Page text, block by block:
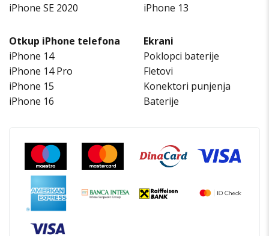
iPhone SE 2020
iPhone 13
Otkup iPhone telefona
iPhone 14
iPhone 14 Pro
iPhone 15
iPhone 16
Ekrani
Poklopci baterije
Fletovi
Konektori punjenja
Baterije